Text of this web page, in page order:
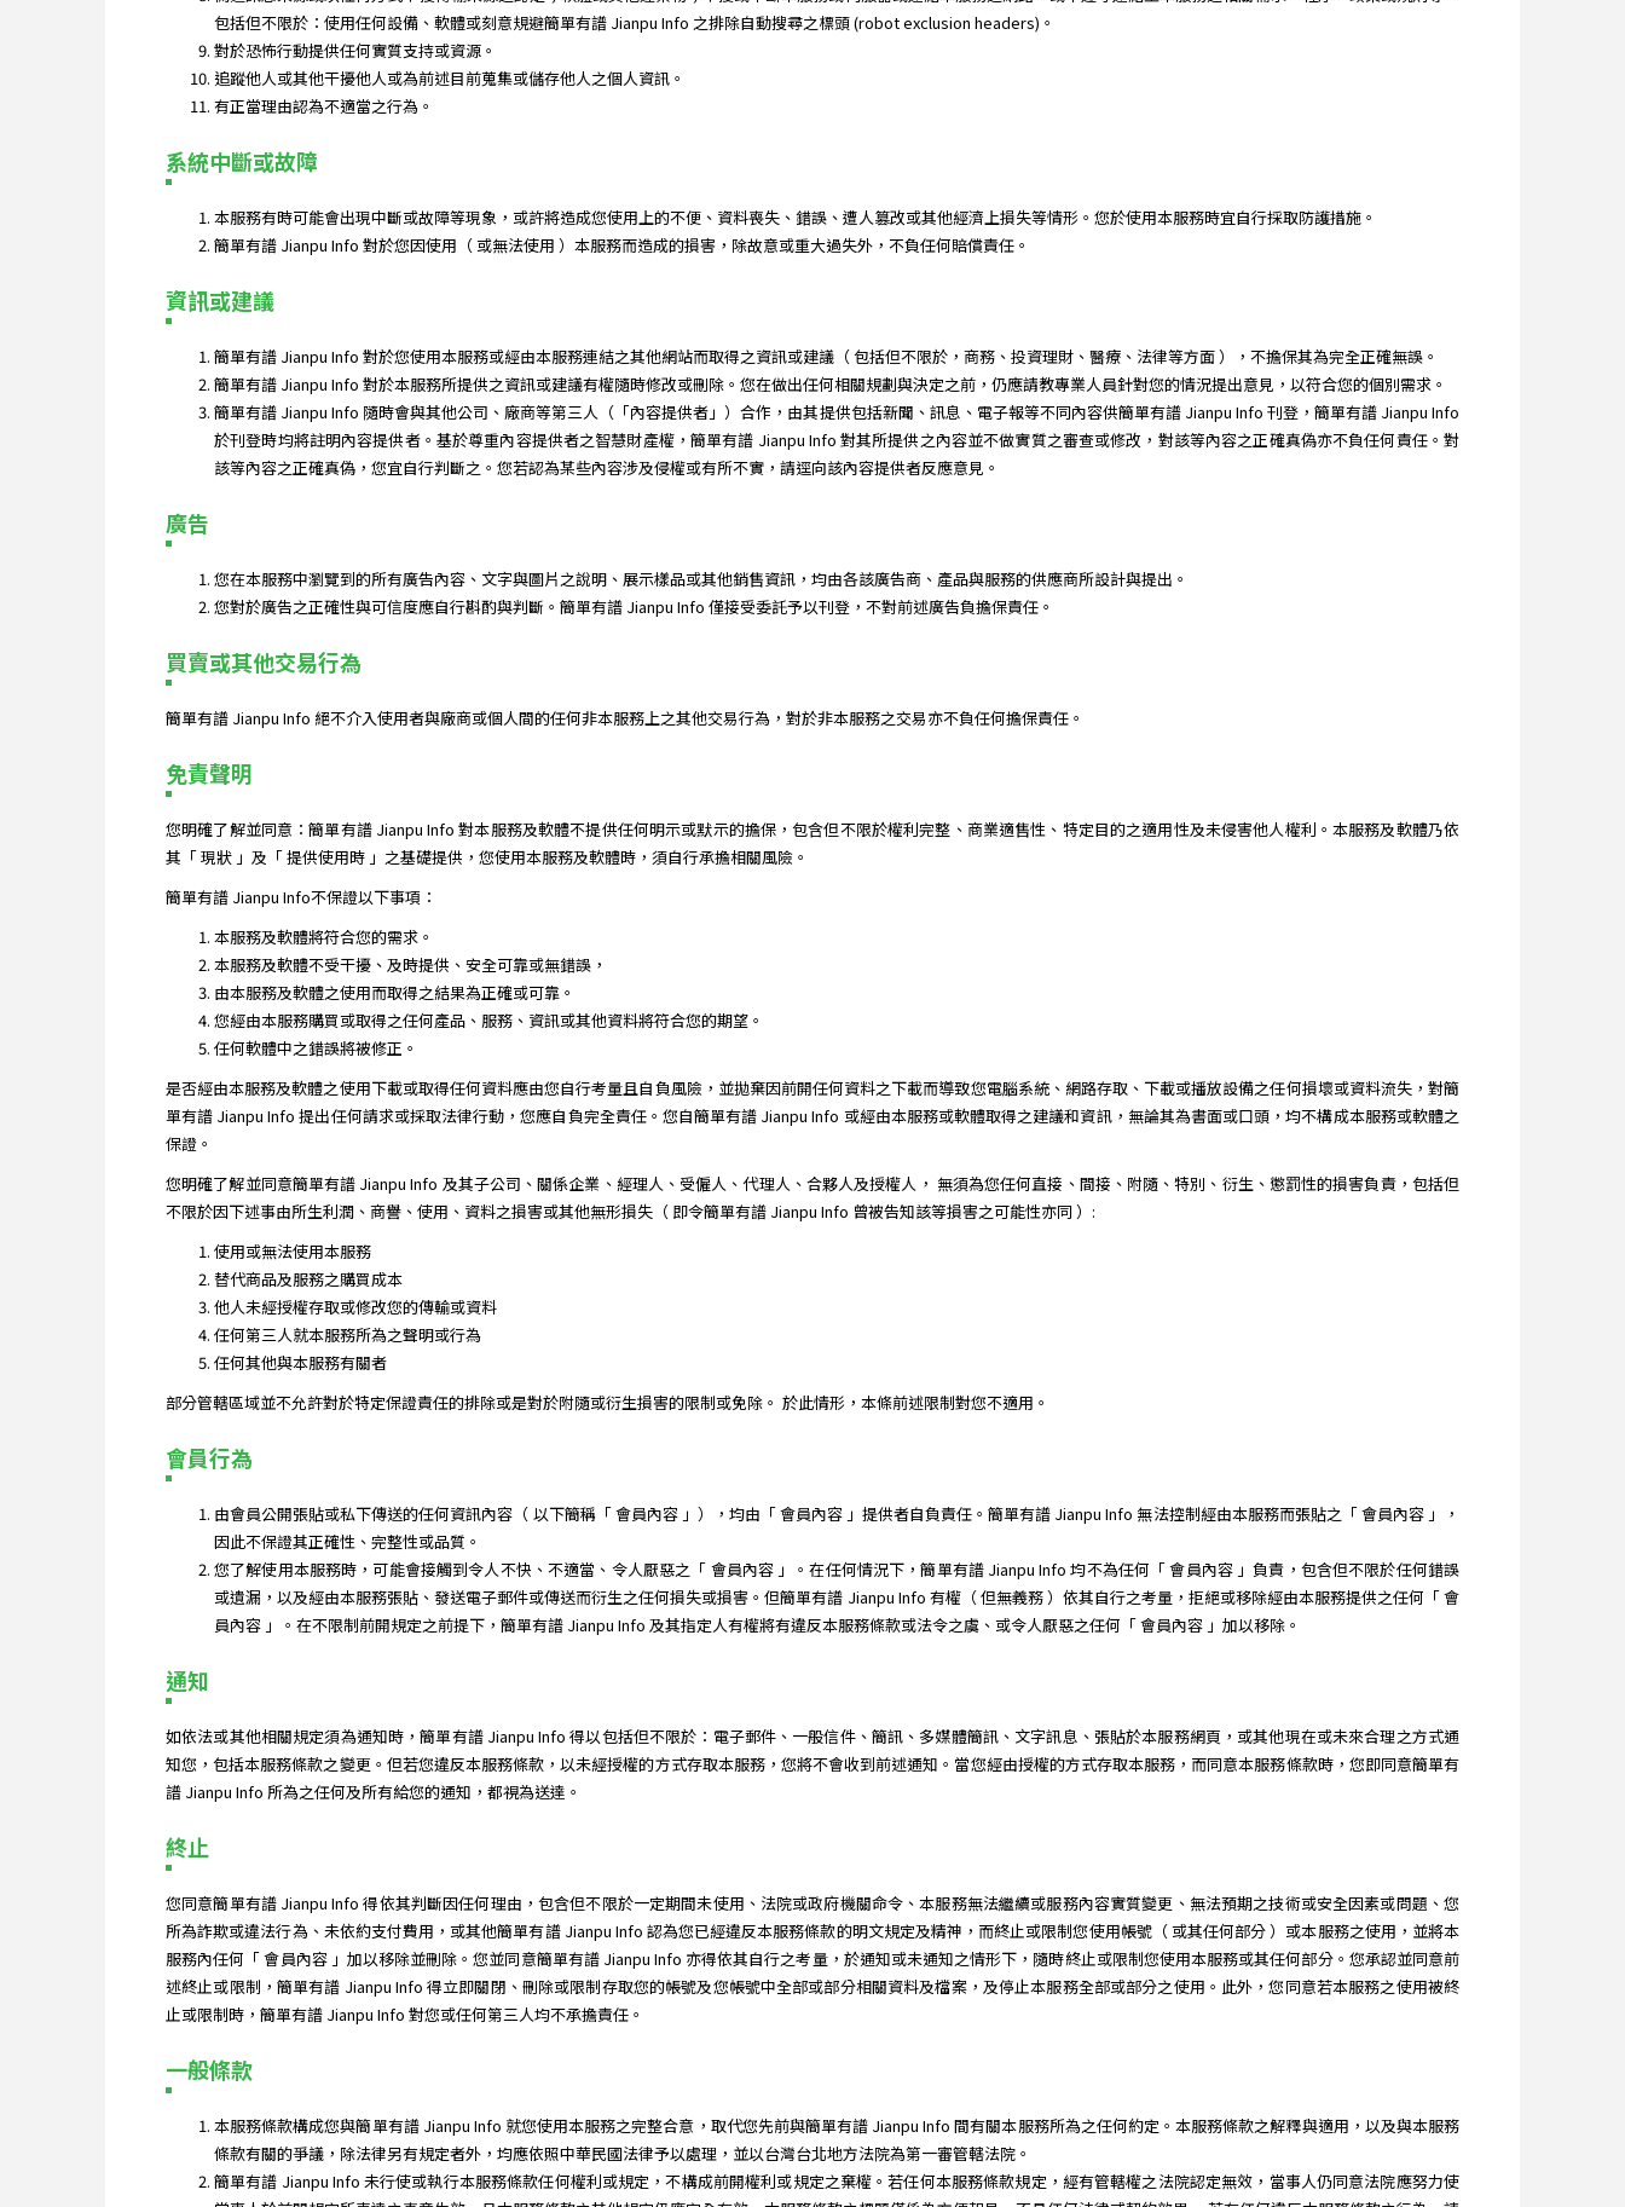
包括但不限於：使用任何設備、軟體或刻意規避簡單有譜 Jianpu Info 之排除自動搜尋之標頭 (robot exclusion headers)。
對於恐怖行動提供任何實質支持或資源。
追蹤他人或其他干擾他人或為前述目前蒐集或儲存他人之個人資訊。
有正當理由認為不適當之行為。
系統中斷或故障
本服務有時可能會出現中斷或故障等現象，或許將造成您使用上的不便、資料喪失、錯誤、遭人篡改或其他經濟上損失等情形。您於使用本服務時宜自行採取防護措施。
簡單有譜 Jianpu Info 對於您因使用（ 或無法使用 ）本服務而造成的損害，除故意或重大過失外，不負任何賠償責任。
資訊或建議
簡單有譜 Jianpu Info 對於您使用本服務或經由本服務連結之其他網站而取得之資訊或建議（ 包括但不限於，商務、投資理財、醫療、法律等方面 ），不擔保其為完全正確無誤。
簡單有譜 Jianpu Info 對於本服務所提供之資訊或建議有權隨時修改或刪除。您在做出任何相關規劃與決定之前，仍應請教專業人員針對您的情況提出意見，以符合您的個別需求。
簡單有譜 Jianpu Info 隨時會與其他公司、廠商等第三人（「內容提供者」）合作，由其提供包括新聞、訊息、電子報等不同內容供簡單有譜 Jianpu Info 刊登，簡單有譜 Jianpu Info
於刊登時均將註明內容提供者。基於尊重內容提供者之智慧財產權，簡單有譜 Jianpu Info 對其所提供之內容並不做實質之審查或修改，對該等內容之正確真偽亦不負任何責任。對
該等內容之正確真偽，您宜自行判斷之。您若認為某些內容涉及侵權或有所不實，請逕向該內容提供者反應意見。
廣告
您在本服務中瀏覽到的所有廣告內容、文字與圖片之說明、展示樣品或其他銷售資訊，均由各該廣告商、產品與服務的供應商所設計與提出。
您對於廣告之正確性與可信度應自行斟酌與判斷。簡單有譜 Jianpu Info 僅接受委託予以刊登，不對前述廣告負擔保責任。
買賣或其他交易行為
簡單有譜 Jianpu Info 絕不介入使用者與廠商或個人間的任何非本服務上之其他交易行為，對於非本服務之交易亦不負任何擔保責任。
免責聲明
您明確了解並同意：簡單有譜 Jianpu Info 對本服務及軟體不提供任何明示或默示的擔保，包含但不限於權利完整、商業適售性、特定目的之適用性及未侵害他人權利。本服務及軟體乃依
其「 現狀 」及「 提供使用時 」之基礎提供，您使用本服務及軟體時，須自行承擔相關風險。
簡單有譜 Jianpu Info不保證以下事項：
本服務及軟體將符合您的需求。
本服務及軟體不受干擾、及時提供、安全可靠或無錯誤，
由本服務及軟體之使用而取得之結果為正確或可靠。
您經由本服務購買或取得之任何產品、服務、資訊或其他資料將符合您的期望。
任何軟體中之錯誤將被修正。
是否經由本服務及軟體之使用下載或取得任何資料應由您自行考量且自負風險，並拋棄因前開任何資料之下載而導致您電腦系統、網路存取、下載或播放設備之任何損壞或資料流失，對簡
單有譜 Jianpu Info 提出任何請求或採取法律行動，您應自負完全責任。您自簡單有譜 Jianpu Info 或經由本服務或軟體取得之建議和資訊，無論其為書面或口頭，均不構成本服務或軟體之
保證。
您明確了解並同意簡單有譜 Jianpu Info 及其子公司、關係企業、經理人、受僱人、代理人、合夥人及授權人， 無須為您任何直接、間接、附隨、特別、衍生、懲罰性的損害負責，包括但
不限於因下述事由所生利潤、商譽、使用、資料之損害或其他無形損失（ 即令簡單有譜 Jianpu Info 曾被告知該等損害之可能性亦同 ）:
使用或無法使用本服務
替代商品及服務之購買成本
他人未經授權存取或修改您的傳輸或資料
任何第三人就本服務所為之聲明或行為
任何其他與本服務有關者
部分管轄區域並不允許對於特定保證責任的排除或是對於附隨或衍生損害的限制或免除。 於此情形，本條前述限制對您不適用。
會員行為
由會員公開張貼或私下傳送的任何資訊內容（ 以下簡稱「 會員內容 」），均由「 會員內容 」提供者自負責任。簡單有譜 Jianpu Info 無法控制經由本服務而張貼之「 會員內容 」，
因此不保證其正確性、完整性或品質。
您了解使用本服務時，可能會接觸到令人不快、不適當、令人厭惡之「 會員內容 」。在任何情況下，簡單有譜 Jianpu Info 均不為任何「 會員內容 」負責，包含但不限於任何錯誤
或遺漏，以及經由本服務張貼、發送電子郵件或傳送而衍生之任何損失或損害。但簡單有譜 Jianpu Info 有權（ 但無義務 ）依其自行之考量，拒絕或移除經由本服務提供之任何「 會
員內容 」。在不限制前開規定之前提下，簡單有譜 Jianpu Info 及其指定人有權將有違反本服務條款或法令之虞、或令人厭惡之任何「 會員內容 」加以移除。
通知
如依法或其他相關規定須為通知時，簡單有譜 Jianpu Info 得以包括但不限於：電子郵件、一般信件、簡訊、多媒體簡訊、文字訊息、張貼於本服務網頁，或其他現在或未來合理之方式通
知您，包括本服務條款之變更。但若您違反本服務條款，以未經授權的方式存取本服務，您將不會收到前述通知。當您經由授權的方式存取本服務，而同意本服務條款時，您即同意簡單有
譜 Jianpu Info 所為之任何及所有給您的通知，都視為送達。
終止
您同意簡單有譜 Jianpu Info 得依其判斷因任何理由，包含但不限於一定期間未使用、法院或政府機關命令、本服務無法繼續或服務內容實質變更、無法預期之技術或安全因素或問題、您
所為詐欺或違法行為、未依約支付費用，或其他簡單有譜 Jianpu Info 認為您已經違反本服務條款的明文規定及精神，而終止或限制您使用帳號（ 或其任何部分 ）或本服務之使用，並將本
服務內任何「 會員內容 」加以移除並刪除。您並同意簡單有譜 Jianpu Info 亦得依其自行之考量，於通知或未通知之情形下，隨時終止或限制您使用本服務或其任何部分。您承認並同意前
述終止或限制，簡單有譜 Jianpu Info 得立即關閉、刪除或限制存取您的帳號及您帳號中全部或部分相關資料及檔案，及停止本服務全部或部分之使用。此外，您同意若本服務之使用被終
止或限制時，簡單有譜 Jianpu Info 對您或任何第三人均不承擔責任。
一般條款
本服務條款構成您與簡單有譜 Jianpu Info 就您使用本服務之完整合意，取代您先前與簡單有譜 Jianpu Info 間有關本服務所為之任何約定。本服務條款之解釋與適用，以及與本服務
條款有關的爭議，除法律另有規定者外，均應依照中華民國法律予以處理，並以台灣台北地方法院為第一審管轄法院。
簡單有譜 Jianpu Info 未行使或執行本服務條款任何權利或規定，不構成前開權利或規定之棄權。若任何本服務條款規定，經有管轄權之法院認定無效，當事人仍同意法院應努力使